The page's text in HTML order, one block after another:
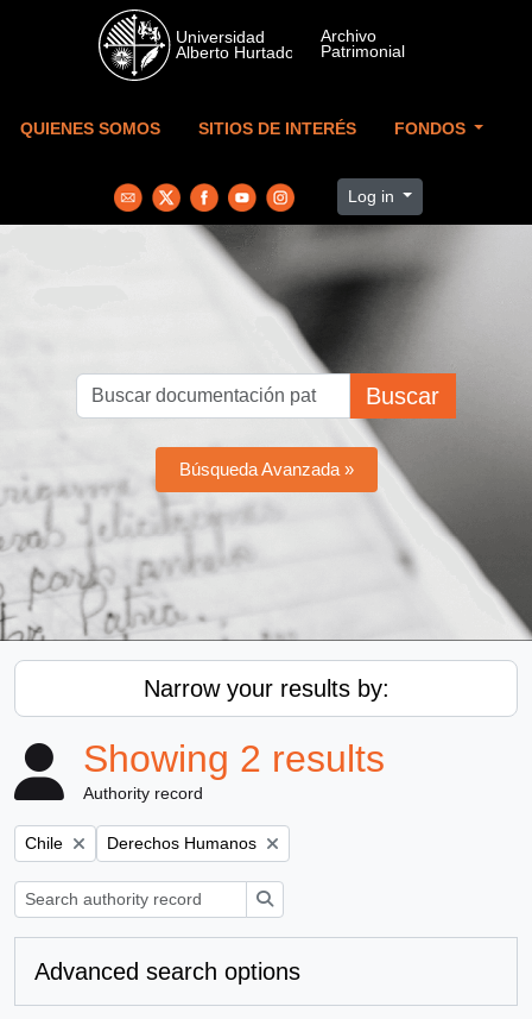
Skip to main content
QUIENES SOMOS SITIOS DE INTERÉS FONDOS
Log in
Buscar
Búsqueda Avanzada »
Narrow your results by:
Showing 2 results
Authority record
Remove filter:
Chile Remove filter:
Derechos Humanos
Advanced search options